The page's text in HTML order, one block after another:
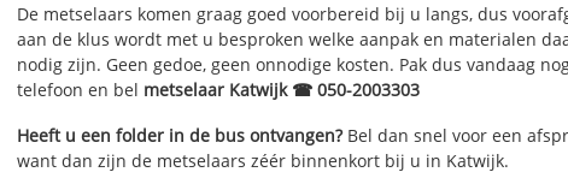
De metselaars komen graag goed voorbereid bij u langs, dus
aan de klus wordt met u besproken welke aanpak en materialen
nodig zijn. Geen gedoe, geen onnodige kosten. Pak dus vandaag
telefoon en bel metselaar Katwijk ☎ 050-2003303
Heeft u een folder in de bus ontvangen?Bel dan snel voor een
want dan zijn de metselaars zéér binnenkort bij u in Katwijk.